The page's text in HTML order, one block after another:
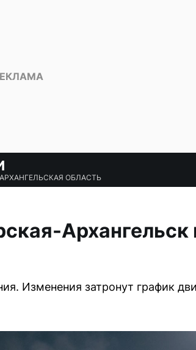
ОБЛАСТЬ
Архангельск
Изменения затронут график